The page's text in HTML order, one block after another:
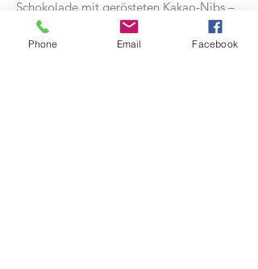
Schokolade mit gerösteten Kakao-Nibs –
eine Tafel für jeden Arbeitstag.
(Jede Tafel
wirdvon mir von der Kakaobohne bis zur
Phone Email Facebook